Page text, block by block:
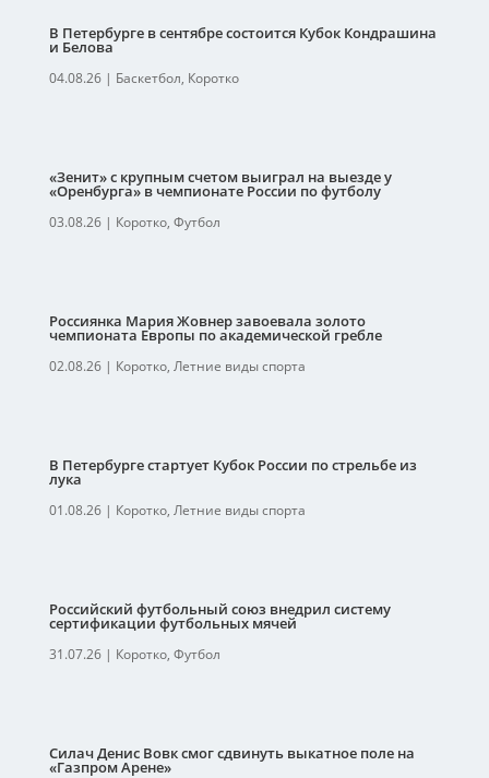
В Петербурге в сентябре состоится Кубок Кондрашина
и Белова
04.08.26| Баскетбол, Коротко
«Зенит» с крупным счетом выиграл на выезде у
«Оренбурга» в чемпионате России по футболу
03.08.26| Коротко, Футбол
Россиянка Мария Жовнер завоевала золото
чемпионата Европы по академической гребле
02.08.26| Коротко, Летние виды спорта
В Петербурге стартует Кубок России по стрельбе из
лука
01.08.26| Коротко, Летние виды спорта
Российский футбольный союз внедрил систему
сертификации футбольных мячей
31.07.26| Коротко, Футбол
Силач Денис Вовк смог сдвинуть выкатное поле на
«Газпром Арене»